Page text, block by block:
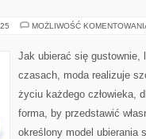
MOŻLIWOŚĆ
Jak ubierać się gustownie,
czasach, moda realizuje
życiu każdego człowieka,
forma, by przedstawić
określony model ubierania